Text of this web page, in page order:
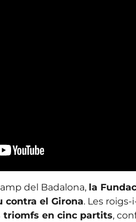
del Badalona, la
contra el Girona. Les
triomfs en cinc partits,